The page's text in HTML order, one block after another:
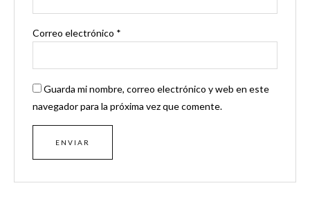
Correo electrónico *
Guarda mi nombre, correo electrónico y web en este
navegador para la próxima vez que comente.